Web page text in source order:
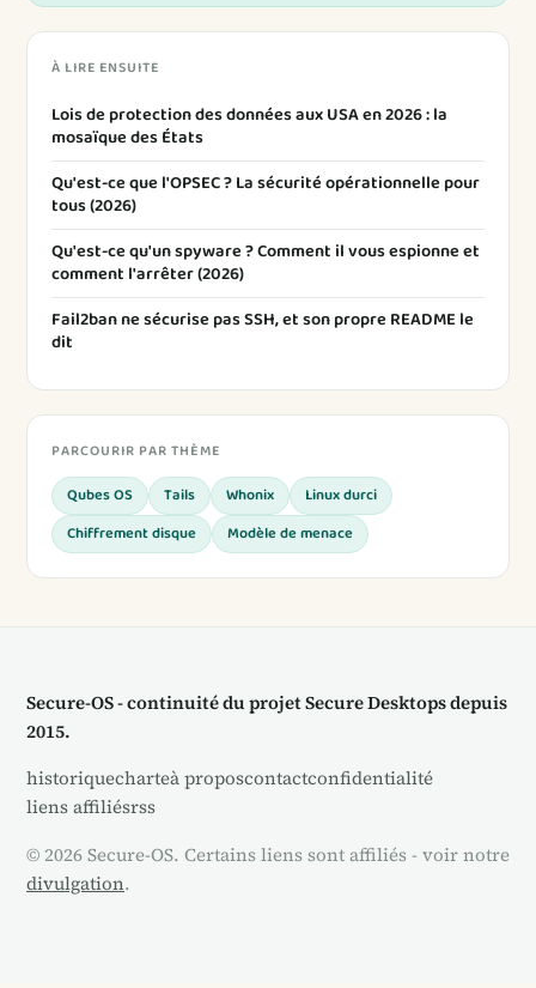
À LIRE ENSUITE
Lois de protection des données aux USA en 2026 : la
mosaïque des États
Qu'est-ce que l'OPSEC ? La sécurité opérationnelle pour
tous (2026)
Qu'est-ce qu'un spyware ? Comment il vous espionne et
comment l'arrêter (2026)
Fail2ban ne sécurise pas SSH, et son propre README le
dit
PARCOURIR PAR THÈME
Qubes OS Tails Whonix
Linux durci
Chiffrement disque
Modèle de menace
Secure-OS - continuité du projet Secure Desktops depuis
2015.
historiquecharteà proposcontactconfidentialité
liens affiliésrss
© 2026 Secure-OS. Certains liens sont affiliés - voir notre
divulgation.